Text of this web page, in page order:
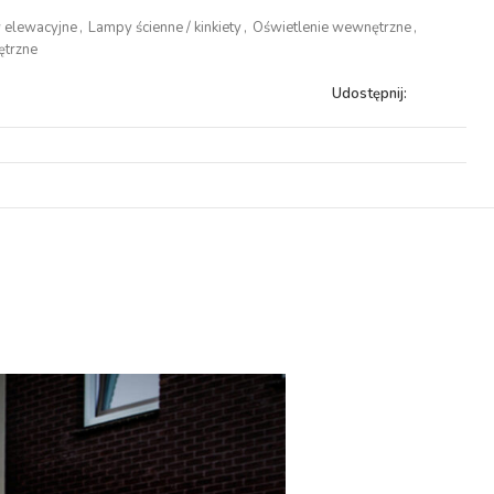
elewacyjne, Lampy ścienne / kinkiety, Oświetlenie wewnętrzne,
Udostępnij: